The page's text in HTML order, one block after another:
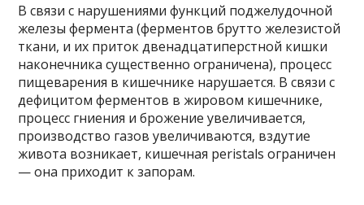
В связи с нарушениями функций поджелудочной
железы фермента (ферментов брутто железистой
ткани, и их приток двенадцатиперстной кишки
наконечника существенно ограничена), процесс
пищеварения в кишечнике нарушается. В связи с
дефицитом ферментов в жировом кишечнике,
процесс гниения и брожение увеличивается,
производство газов увеличиваются, вздутие
живота возникает, кишечная peristals ограничен
— она ​​приходит к запорам.